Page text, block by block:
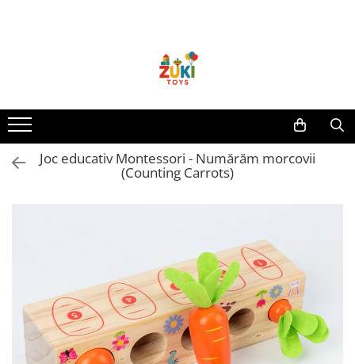
Pachete ZukiToys
Recomandari Zuki
Cadouri pentru Copii
Cadouri Aniversare
Cadouri sub 149 lei
Jucarii pe Varsta Copilului
0–12 luni
1–2 ani
Joc educativ Montessori - Numărăm morcovii
(Counting Carrots)